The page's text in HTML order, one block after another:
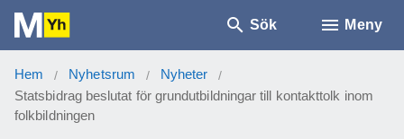
Sök Meny
Hem / Nyhetsrum / Nyheter /
Statsbidrag beslutat för grundutbildningar till kontakttolk inom
folkbildningen